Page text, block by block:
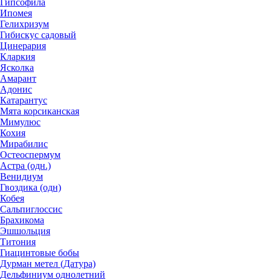
Гипсофила
Ипомея
Гелихризум
Гибискус садовый
Цинерария
Кларкия
Ясколка
Амарант
Адонис
Катарантус
Мята корсиканская
Мимулюс
Кохия
Мирабилис
Остеоспермум
Астра (одн.)
Венидиум
Гвоздика (одн)
Кобея
Сальпиглоссис
Брахикома
Эшшольция
Титония
Гиацинтовые бобы
Дурман метел (Датура)
Дельфиниум однолетний